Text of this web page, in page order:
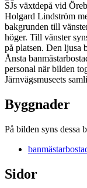
SJs växtdepå vid
Holgard Lindström
bakgrunden till
höger. Till vänster
på platsen. Den ljusa
Ånsta
personal när bilden
Järnvägsmuseets
Byggnader
På bilden syns dessa
Sidor